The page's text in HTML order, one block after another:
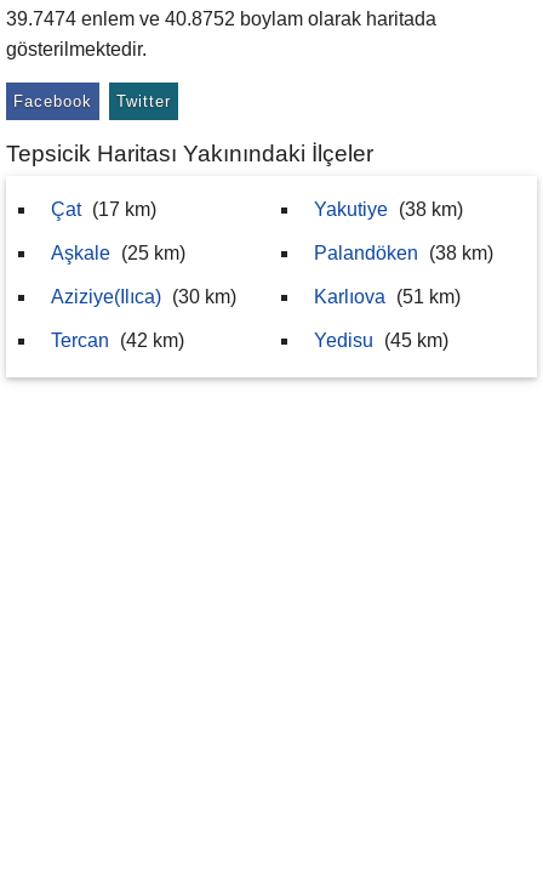
39.7474 enlem ve 40.8752 boylam olarak haritada
gösterilmektedir.
Facebook Twitter
Tepsicik Haritası Yakınındaki İlçeler
Çat (17 km)
Aşkale (25 km)
Aziziye(Ilıca) (30 km)
Tercan (42 km)
Yakutiye (38 km)
Palandöken (38 km)
Karlıova (51 km)
Yedisu (45 km)